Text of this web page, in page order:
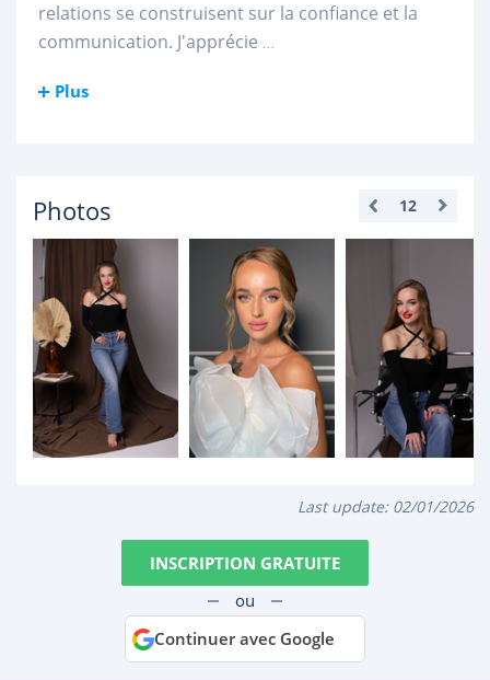
relations se construisent sur la confiance et la
communication. J'apprécie ...
Plus
Photos 12
Last update: 02/01/2026
INSCRIPTION GRATUITE
ou
Continuer avec Google